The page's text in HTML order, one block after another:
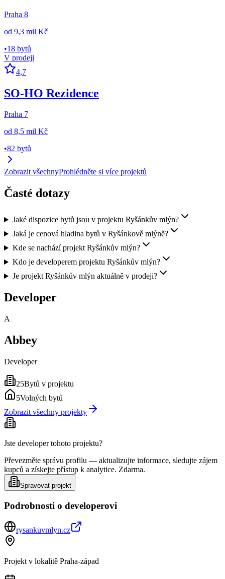
Praha 8
od 9,3 mil Kč
•18 bytů
V prodeji
4,7
SO-HO Rezidence
Praha 7
od 8,5 mil Kč
•82 bytů
Zobrazit všechnyProhlédněte si více projektů
Časté dotazy
Jaké dispozice bytů jsou v projektu Ryšánkův mlýn?
Jaká je cenová hladina bytů v Ryšánkově mlýně?
Kde se nachází projekt Ryšánkův mlýn?
Kdo je developerem projektu Ryšánkův mlýn?
Je projekt Ryšánkův mlýn aktuálně v prodeji?
Developer
A
Abbey
Developer
25Bytů v projektu
5Volných bytů
Zobrazit všechny projekty
Jste developer tohoto projektu?
Převezměte správu profilu — aktualizujte informace, sledujte zájem
kupců a získejte přístup k analytice. Zdarma.
Spravovat projekt
Podrobnosti o developerovi
rysankuvmlyn.cz
Projekt v lokalitě Praha-západ